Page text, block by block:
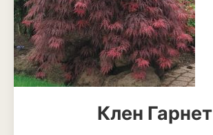
Чубушник (жасмин)
Овощи
Баклажан
Клен Гарнет